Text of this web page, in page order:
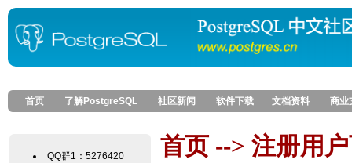
首页 了解PostgreSQL 社区新闻 软件下载 文档资料 商业
QQ群1：5276420
首页 --> 注册用